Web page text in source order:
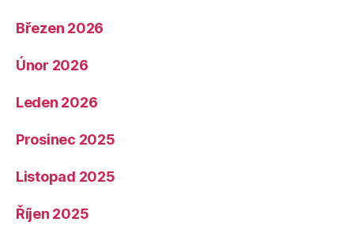
Březen 2026
Únor 2026
Leden 2026
Prosinec 2025
Listopad 2025
Říjen 2025